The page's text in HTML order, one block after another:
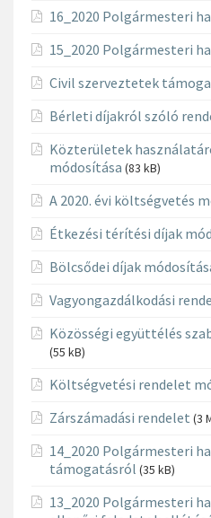
16_2020 Polgármesteri
15_2020 Polgármesteri
Civil szerveztetek
Bérleti díjakról szóló
Közterületek
módosítása (83 kB)
A 2020. évi költségvetés
Étkezési térítési díjak
Bölcsődei díjak
Vagyongazdálkodási
Közösségi együttélés
(55 kB)
Költségvetési rendelet
Zárszámadási rendelet (3
14_2020 Polgármesteri
támogatásról (35 kB)
13_2020 Polgármesteri